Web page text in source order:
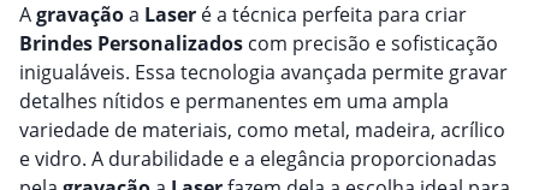
Agravaçãoa Laser é a técnica perfeita para criar
Brindes Personalizados com precisão e sofisticação
inigualáveis. Essa tecnologia avançada permite gravar
detalhes nítidos e permanentes em uma ampla
variedade de materiais, como metal, madeira, acrílico
e vidro. A durabilidade e a elegância proporcionadas